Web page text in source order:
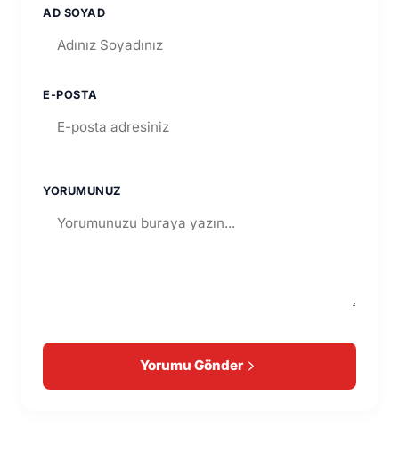
AD SOYAD
E-POSTA
YORUMUNUZ
Yorumu Gönder